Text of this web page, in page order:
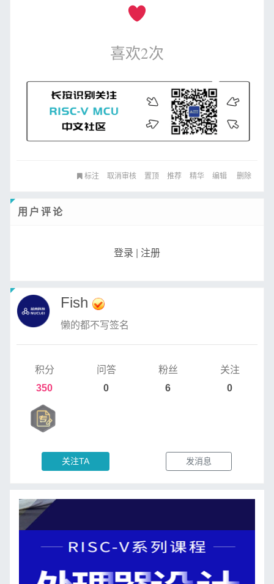
喜欢2次
标注 取消审核 置顶 推荐 精华 编辑 删除
用户评论
登录 注册
Fish
懒的都不写签名
积分
350
问答
0
粉丝
6
关注
0
关注TA 发消息